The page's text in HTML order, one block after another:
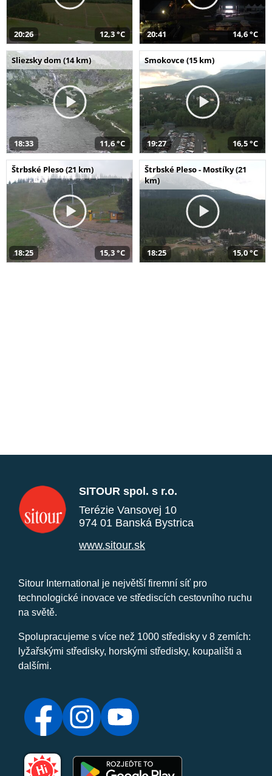
20:26 12,3 °C 20:41 14,6 °C
Sliezsky dom (14 km)
18:33 11,6 °C
Smokovce (15 km)
19:27 16,5 °C
Štrbské Pleso (21 km)
18:25 15,3 °C
Štrbské Pleso - Mostíky (21
km)
18:25 15,0 °C
SITOUR spol. s r.o.
Terézie Vansovej 10
974 01 Banská Bystrica
www.sitour.sk
Sitour International je největší firemní síť pro
technologické inovace ve střediscích cestovního ruchu
na světě.
Spolupracujeme s více než 1000 středisky v 8 zemích:
lyžařskými středisky, horskými středisky, koupališti a
dalšími.